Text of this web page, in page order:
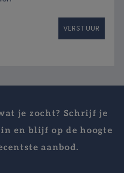
je zocht? Schrijf je
en blijf op de hoogte
aanbod.